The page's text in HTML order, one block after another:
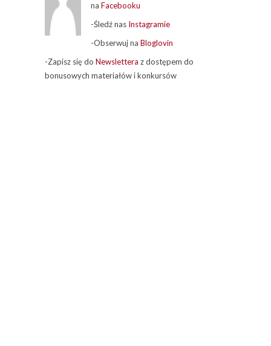
na Facebooku
-Śledź nas Instagramie
-Obserwuj na Bloglovin
-Zapisz się do Newslettera z dostępem do
bonusowych materiałów i konkursów